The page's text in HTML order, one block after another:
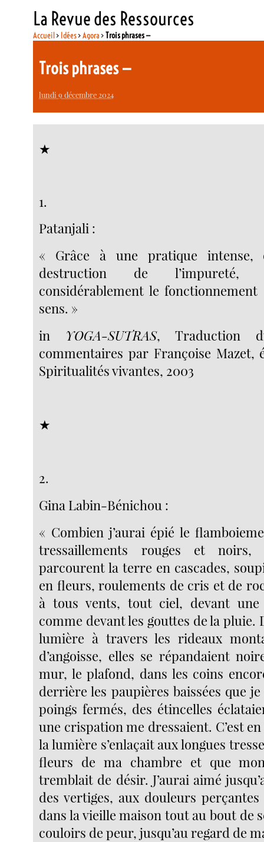
La Revue des Ressources
Accueil> Idées>Agora >Trois phrases —
Trois phrases —
lundi 9 décembre 2024
★
1.
Patanjali :
« Grâce à une pratique intense,
destruction de l’impureté,
considérablement le
sens. »
in YOGA-SUTRAS, Traduction
commentaires par Françoise Mazet,
Spiritualités vivantes, 2003
★
2.
Gina Labin-Bénichou :
« Combien j’aurai épié le
tressaillements rouges et
parcourent la terre en cascades,
en fleurs, roulements de cris et de
à tous vents, tout ciel, devant
comme devant les gouttes de la pluie.
lumière à travers les rideaux
d’angoisse, elles se répandaient
mur, le plafond, dans les coins
derrière les paupières baissées que
poings fermés, des étincelles
une crispation me dressaient. C’est
la lumière s’enlaçait aux longues
fleurs de ma chambre et que
tremblait de désir. J’aurai aimé
des vertiges, aux douleurs
dans la vieille maison tout au bout de
couloirs de peur, jusqu’au regard de